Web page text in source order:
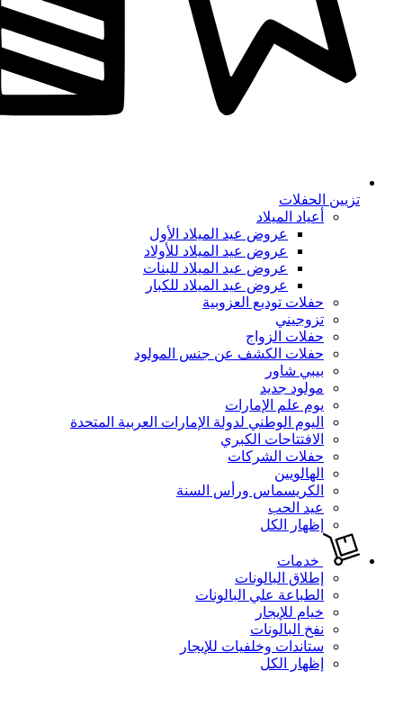
تزيين الحفلات
أعياد الميلاد
عروض عيد الميلاد الأول
عروض عيد الميلاد للأولاد
عروض عيد الميلاد للبنات
عروض عيد الميلاد للكبار
حفلات توديع العزوبية
تزوجيني
حفلات الزواج
حفلات الكشف عن جنس المولود
بيبي شاور
مولود جديد
يوم علم الإمارات
اليوم الوطني لدولة الإمارات العربية المتحدة
الافتتاحات الكبري
حفلات الشركات
الهالويين
الكريسماس ورأس السنة
عيد الحب
إظهار الكل
خدمات
إطلاق البالونات
الطباعة علي البالونات
خيام للإيجار
نفخ البالونات
ستاندات وخلفيات للإيجار
إظهار الكل